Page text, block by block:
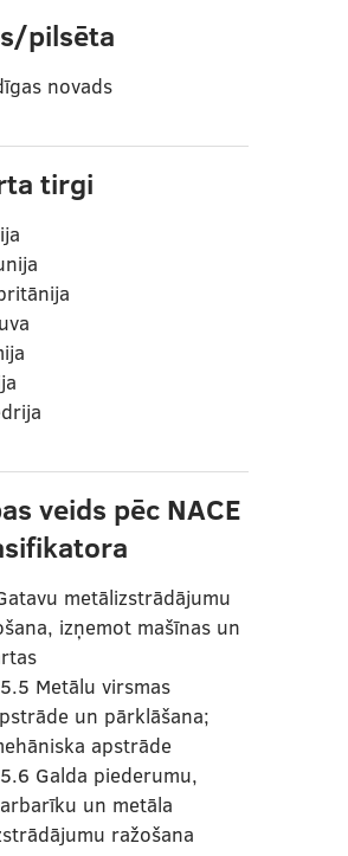
pilsēta
novads
tirgi
veids pēc NACE
metālizstrādājumu
izņemot mašīnas un
Metālu virsmas
un pārklāšana;
apstrāde
Galda piederumu,
un metāla
ražošana